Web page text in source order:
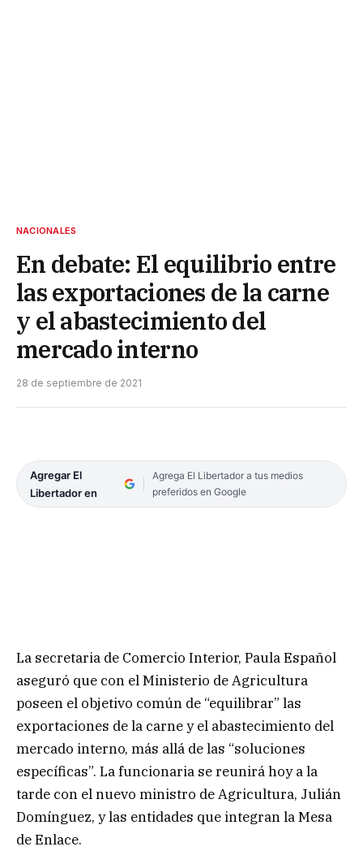
NACIONALES
En debate: El equilibrio entre
las exportaciones de la carne
y el abastecimiento del
mercado interno
28 de septiembre de 2021
Agregar El
Libertador en
Agrega El Libertador a tus medios
preferidos en Google
La secretaria de Comercio Interior, Paula Español
aseguró que con el Ministerio de Agricultura
poseen el objetivo común de “equilibrar” las
exportaciones de la carne y el abastecimiento del
mercado interno, más allá de las “soluciones
específicas”. La funcionaria se reunirá hoy a la
tarde con el nuevo ministro de Agricultura, Julián
Domínguez, y las entidades que integran la Mesa
de Enlace.